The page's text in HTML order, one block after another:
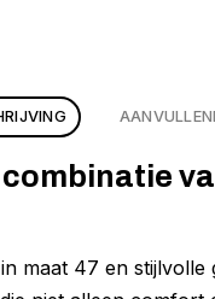
maat 47 en